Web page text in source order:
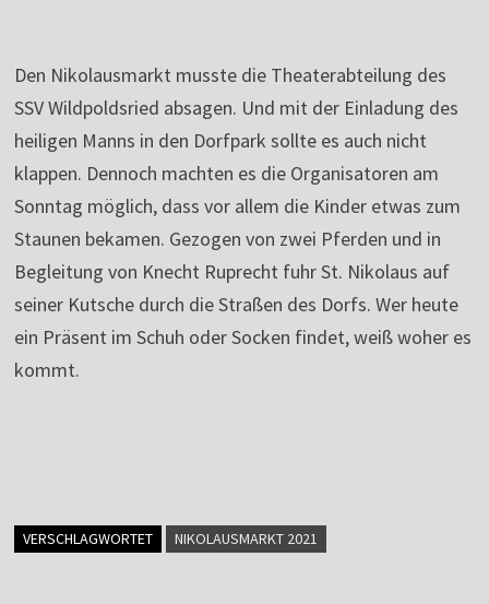
Den Nikolausmarkt musste die Theaterabteilung des
SSV Wildpoldsried absagen. Und mit der Einladung des
heiligen Manns in den Dorfpark sollte es auch nicht
klappen. Dennoch machten es die Organisatoren am
Sonntag möglich, dass vor allem die Kinder etwas zum
Staunen bekamen. Gezogen von zwei Pferden und in
Begleitung von Knecht Ruprecht fuhr St. Nikolaus auf
seiner Kutsche durch die Straßen des Dorfs. Wer heute
ein Präsent im Schuh oder Socken findet, weiß woher es
kommt.
VERSCHLAGWORTET NIKOLAUSMARKT 2021